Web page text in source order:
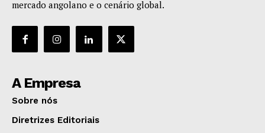
mercado angolano e o cenário global.
A Empresa
Sobre nós
Diretrizes Editoriais